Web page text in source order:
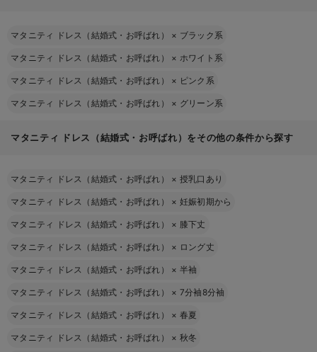
マタニティ ドレス（結婚式・お呼ばれ） × ブラック系
マタニティ ドレス（結婚式・お呼ばれ） × ホワイト系
マタニティ ドレス（結婚式・お呼ばれ） × ピンク系
マタニティ ドレス（結婚式・お呼ばれ） × グリーン系
マタニティ ドレス（結婚式・お呼ばれ）をその他の条件から探す
マタニティ ドレス（結婚式・お呼ばれ） × 授乳口あり
マタニティ ドレス（結婚式・お呼ばれ） × 妊娠初期から
マタニティ ドレス（結婚式・お呼ばれ） × 膝下丈
マタニティ ドレス（結婚式・お呼ばれ） × ロング丈
マタニティ ドレス（結婚式・お呼ばれ） × 半袖
マタニティ ドレス（結婚式・お呼ばれ） × 7分袖8分袖
マタニティ ドレス（結婚式・お呼ばれ） × 春夏
マタニティ ドレス（結婚式・お呼ばれ） × 秋冬